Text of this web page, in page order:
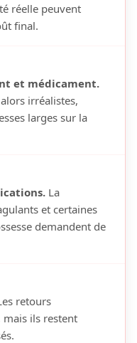
réelle peuvent
final.
et médicament.
irréalistes,
larges sur la
La
et certaines
demandent de
retours
mais ils restent